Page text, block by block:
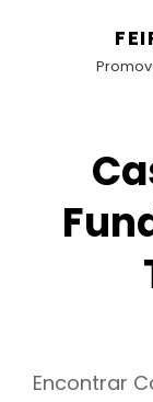
Encontrar